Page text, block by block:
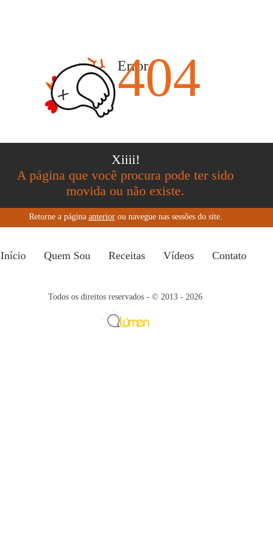
Error
404
Xiiii!
A página que você procura pode ter sido
movida ou não existe.
Retorne a página anteriorou navegue nas sessões do site.
Início Quem Sou Receitas Vídeos Contato
Todos os direitos reservados - © 2013 - 2026